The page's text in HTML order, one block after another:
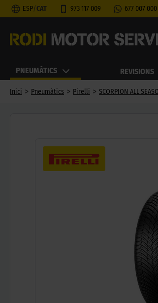
ESP/CAT 973 117 009 677 007 000
PNEUMÀTICS REVISIONS
Inici > Pneumàtics > Pirelli > SCORPION ALL